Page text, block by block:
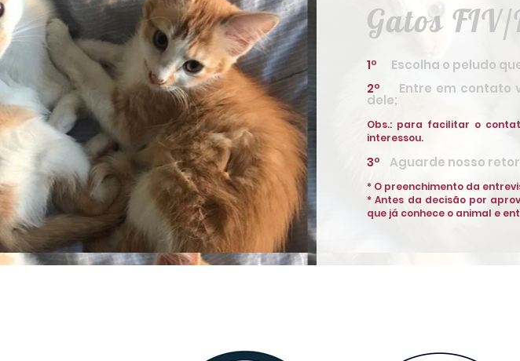
Gatos
1º
Escolha o peludo
2º Entre em contato
dele;
Obs.: para facilitar o
interessou.
3º Aguarde nosso
* O preenchimento da
* Antes da decisão por
que já conhece o animal e